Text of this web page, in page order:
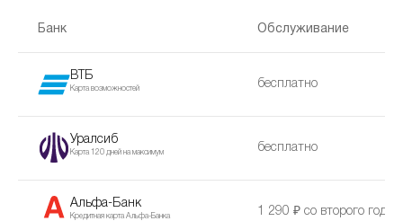
Банк Обслуживание
ВТБ
Карта возможностей бесплатно
Уралсиб
Карта 120 дней на максимум бесплатно
Альфа-Банк
Кредитная карта Альфа-Банка 1 290 ₽ со второго года